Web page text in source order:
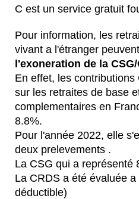
C est un service gratuit
Pour information, les
vivant a l'étranger
l'exoneration de la CSG/
En effet, les
sur les retraites de base
complementaires en
8.8%.
Pour l'année 2022, elle
deux prelevements .
La CSG qui a représenté
La CRDS a été évaluée
déductible)